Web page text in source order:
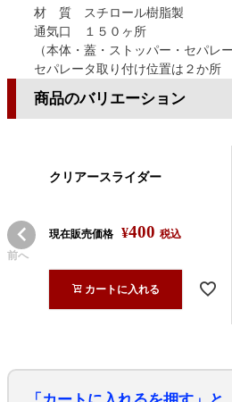
材 質 スチロール樹脂製
通気口 １５０ヶ所
（本体・蓋・ストッパー・セパレ
セパレータ取り付け位置は２か所
商品のバリエーション
前へ
クリアースライダー
現在販売価格 ¥400 税込
カートに入れる